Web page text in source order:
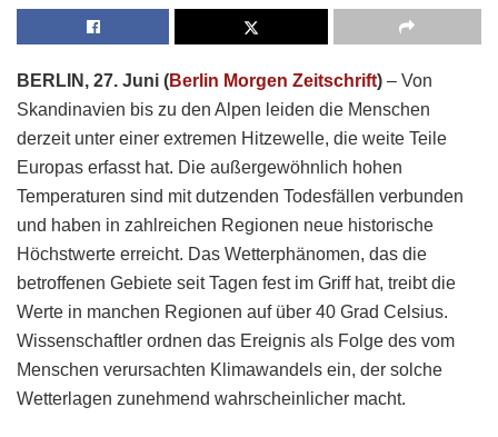
BERLIN, 27. Juni (Berlin Morgen Zeitschrift) – Von
Skandinavien bis zu den Alpen leiden die Menschen
derzeit unter einer extremen Hitzewelle, die weite Teile
Europas erfasst hat. Die außergewöhnlich hohen
Temperaturen sind mit dutzenden Todesfällen verbunden
und haben in zahlreichen Regionen neue historische
Höchstwerte erreicht. Das Wetterphänomen, das die
betroffenen Gebiete seit Tagen fest im Griff hat, treibt die
Werte in manchen Regionen auf über 40 Grad Celsius.
Wissenschaftler ordnen das Ereignis als Folge des vom
Menschen verursachten Klimawandels ein, der solche
Wetterlagen zunehmend wahrscheinlicher macht.